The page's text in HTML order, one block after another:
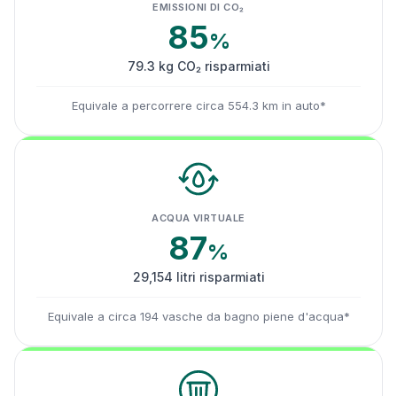
EMISSIONI DI CO₂
85%
79.3 kg CO₂ risparmiati
Equivale a percorrere circa 554.3 km in auto*
ACQUA VIRTUALE
87%
29,154 litri risparmiati
Equivale a circa 194 vasche da bagno piene d'acqua*